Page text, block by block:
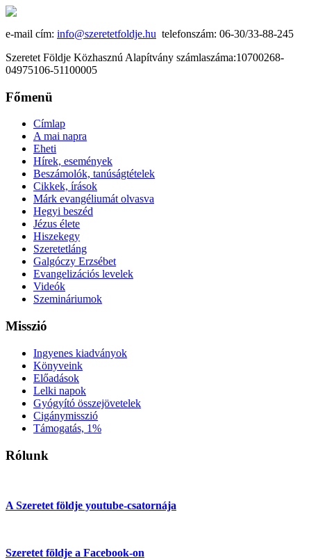
e-mail cím: info@szeretetfoldje.hu telefonszám: 06-30/33-88-245
Szeretet Földje Közhasznú Alapítvány számlaszáma:10700268-
04975106-51100005
Főmenü
Címlap
A mai napra
Eheti
Hírek, események
Beszámolók, tanúságtételek
Cikkek, írások
Márk evangéliumát olvasva
Hegyi beszéd
Jézus élete
Hiszekegy
Szeretetláng
Galgóczy Erzsébet
Evangelizációs levelek
Videók
Szemináriumok
Misszió
Ingyenes kiadványok
Könyveink
Előadások
Lelki napok
Gyógyító összejövetelek
Cigánymisszió
Támogatás, 1%
Rólunk
A Szeretet földje youtube-csatornája
Szeretet földje a Facebook-on